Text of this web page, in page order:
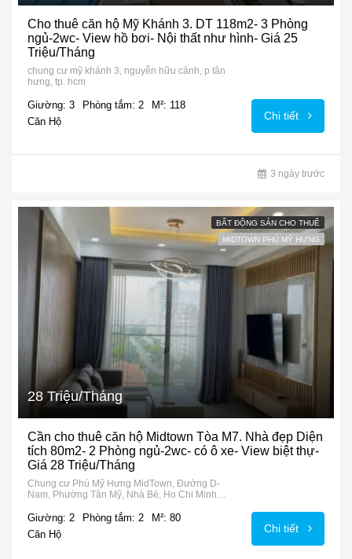
Cho thuê căn hộ Mỹ Khánh 3. DT 118m2- 3 Phòng
ngủ-2wc- View hồ bơi- Nội thất như hình- Giá 25
Triệu/Tháng
chung cư mỹ khánh 3, nguyễn hữu cảnh, p tân
hưng, tp. hcm
Giường: 3 Phòng tắm: 2
M²: 118
Căn Hộ
Chi tiết
3 ngày trước
BẤT ĐỘNG SẢN CHO THUÊ
MIDTOWN PHÚ MỸ HƯNG
28 Triệu/Tháng
Cần cho thuê căn hộ Midtown Tòa M7. Nhà đẹp Diện
tích 80m2- 2 Phòng ngủ-2wc- có ô xe- View biệt thự-
Giá 28 Triệu/Tháng
Chung cư Phú Mỹ Hưng MidTown, Đường D-
Nam, Phường Tân Mỹ, Nhà Bè, Ho Chi Minh
Giường: 2 Phòng tắm: 2
M²: 80
Căn Hộ
Chi tiết